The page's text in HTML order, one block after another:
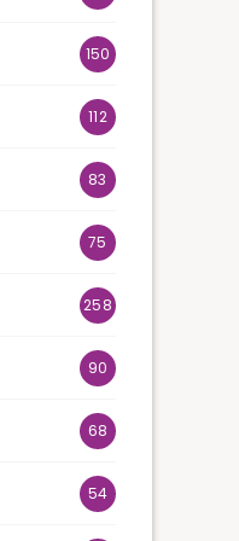
150
112
83
75
258
90
68
54